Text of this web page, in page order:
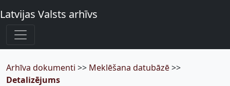
Latvijas Valsts arhīvs
Arhīva dokumenti >> Meklēšana datubāzē>>
Detalizējums